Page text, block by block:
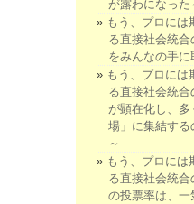
が露わになった
もう、プロには
る直接社会統
をみんなの手に
もう、プロには
る直接社会統
が顕在化し、
場」に集結する
～
もう、プロには
る直接社会統
の投票率は、一